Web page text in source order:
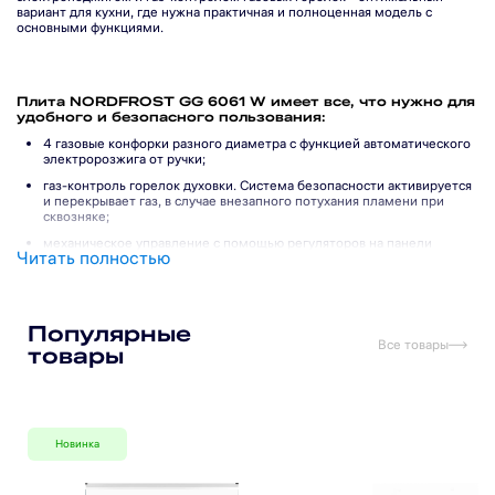
вариант для кухни, где нужна практичная и полноценная модель с
основными функциями.
Плита NORDFROST GG 6061 W имеет все, что нужно для
удобного и безопасного пользования:
4 газовые конфорки разного диаметра с функцией автоматического
электророзжига от ручки;
газ-контроль горелок духовки. Система безопасности активируется
и перекрывает газ, в случае внезапного потухания пламени при
сквозняке;
механическое управление с помощью регуляторов на панели
управления;
металлическая верхняя крышка.
газовое подключение;
режим нагрева нижней горелки;
режим нагрева верхней горелки;
Читать полностью
Популярные
товары
Все товары
Новинка
Подпишитесь на рассылку
и принимаю ее
Я даю согласие на обработку персональных данных